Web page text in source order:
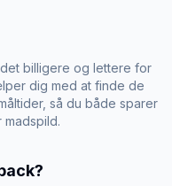
billigere og lettere for
dig med at finde de
så du både sparer